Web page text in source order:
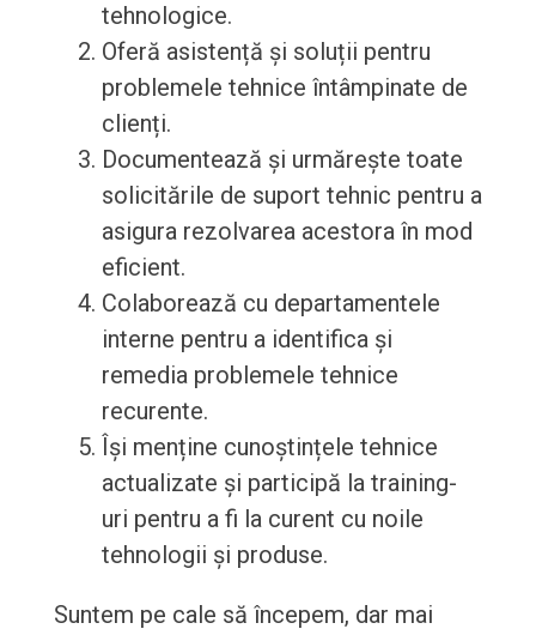
tehnologice.
Oferă asistență și soluții pentru
problemele tehnice întâmpinate de
clienți.
Documentează și urmărește toate
solicitările de suport tehnic pentru a
asigura rezolvarea acestora în mod
eficient.
Colaborează cu departamentele
interne pentru a identifica și
remedia problemele tehnice
recurente.
Își menține cunoștințele tehnice
actualizate și participă la training-
uri pentru a fi la curent cu noile
tehnologii și produse.
Suntem pe cale să începem, dar mai